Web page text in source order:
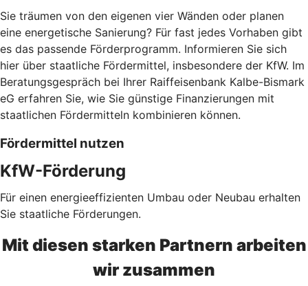
Sie träumen von den eigenen vier Wänden oder planen
eine energetische Sanierung? Für fast jedes Vorhaben gibt
es das passende Förderprogramm. Informieren Sie sich
hier über staatliche Fördermittel, insbesondere der KfW. Im
Beratungsgespräch bei Ihrer Raiffeisenbank Kalbe-Bismark
eG erfahren Sie, wie Sie günstige Finanzierungen mit
staatlichen Fördermitteln kombinieren können.
Fördermittel nutzen
KfW-Förderung
Für einen energieeffizienten Umbau oder Neubau erhalten
Sie staatliche Förderungen.
Mit diesen starken Partnern arbeiten
wir zusammen